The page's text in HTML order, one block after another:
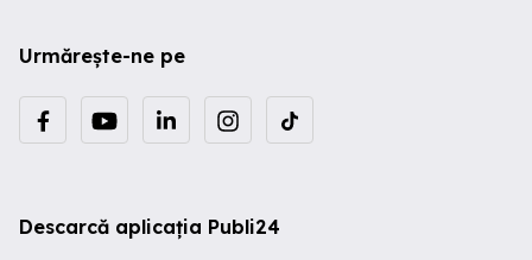
Urmărește-ne pe
Descarcă aplicația Publi24